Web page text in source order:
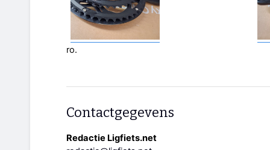
ro.
Contactgegevens
Redactie Ligfiets.net